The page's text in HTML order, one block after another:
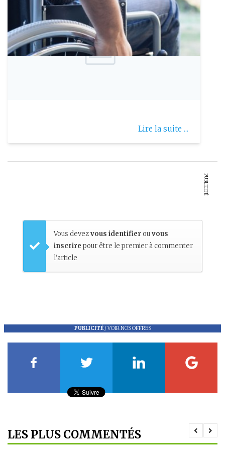
Lire la suite ...
PUBLICITÉ
Vous devezvous identifier ouvous
inscrire pour être le premier à commenter
l'article
PUBLICITÉ/VOIR NOS OFFRES
LES PLUS COMMENTÉS